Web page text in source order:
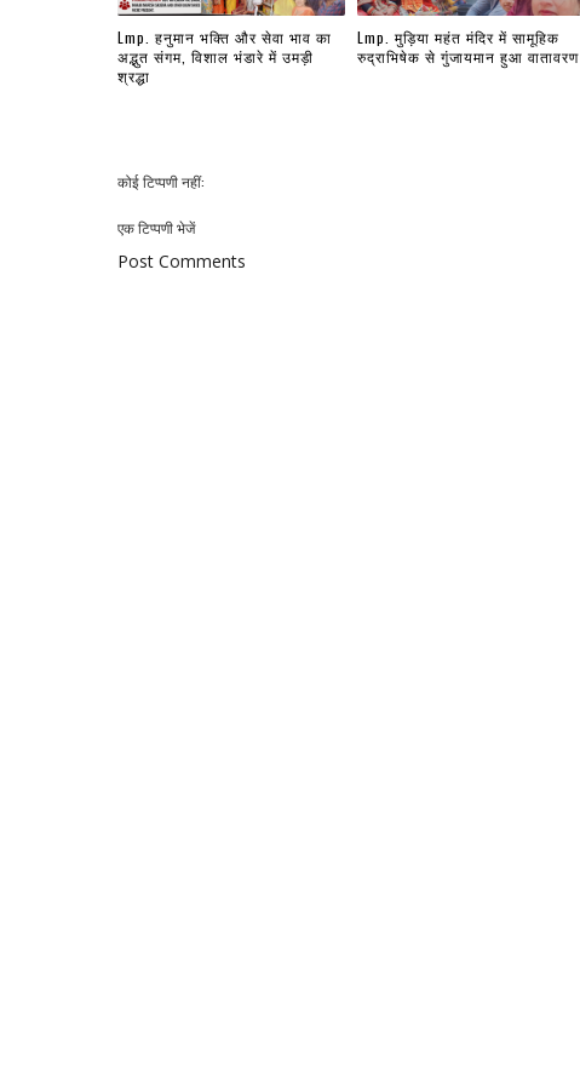
Lmp. हनुमान भक्ति और सेवा भाव का
अद्भुत संगम, विशाल भंडारे में उमड़ी
श्रद्धा
Lmp. मुड़िया महंत मंदिर में सामूहिक
रुद्राभिषेक से गुंजायमान हुआ वातावरण
कोई टिप्पणी नहीं:
एक टिप्पणी भेजें
Post Comments